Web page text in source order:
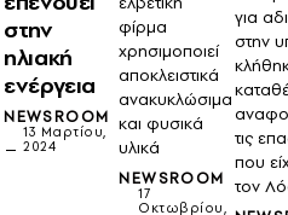
στην
ηλιακή
ενέργεια
NEWSROOM
13 Μαρτίου,
2024
φίρμα
χρησιμοποιεί
αποκλειστικά
ανακυκλώσιμα
και φυσικά
υλικά
NEWSROOM
17
Οκτωβρίου,
για
στην
τις
που
τον